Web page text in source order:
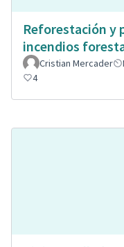
Reforestación y
incendios
Cristian Mercader
4